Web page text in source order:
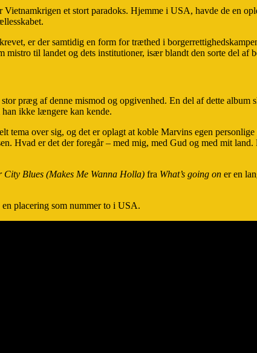
Vietnamkrigen et stort paradoks. Hjemme i USA, havde de en
er der samtidig en form for træthed i
mistro til landet og dets institutioner, især blandt den sorte del af
præg af denne mismod og opgivenhed. En del af dette
han ikke længere kan kende.
tema over sig, og det er oplagt at koble Marvins egen
Hvad er det der foregår – med mig, med Gud og med mit
City Blues (Makes Me Wanna Holla) fra What’s going on er en
placering som nummer to i USA.